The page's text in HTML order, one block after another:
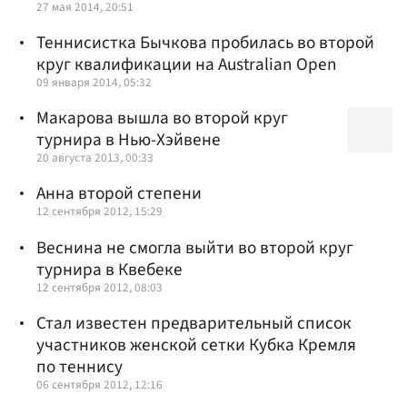
27 мая 2014, 20:51
Теннисистка Бычкова пробилась во второй
круг квалификации на Australian Open
09 января 2014, 05:32
Макарова вышла во второй круг
турнира в Нью-Хэйвене
20 августа 2013, 00:33
Анна второй степени
12 сентября 2012, 15:29
Веснина не смогла выйти во второй круг
турнира в Квебеке
12 сентября 2012, 08:03
Стал известен предварительный список
участников женской сетки Кубка Кремля
по теннису
06 сентября 2012, 12:16